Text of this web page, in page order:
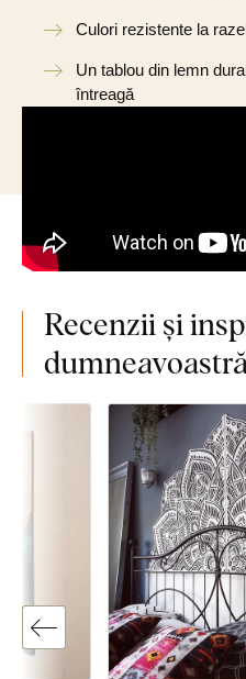
Culori rezistente la
Un tablou din lemn
întreagă
Recenzii și